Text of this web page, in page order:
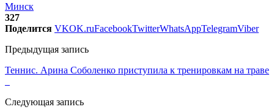
Минск
327
Поделится VKOK.ruFacebookTwitterWhatsAppTelegramViber
Предыдущая запись
Теннис. Арина Соболенко приступила к тренировкам на траве
Следующая запись